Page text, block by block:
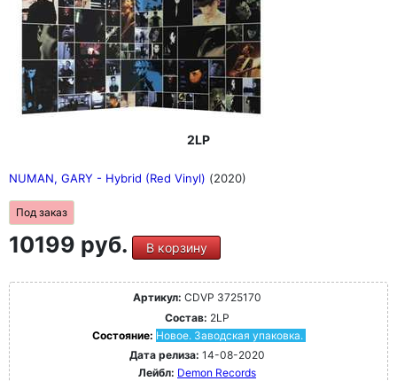
2LP
NUMAN, GARY - Hybrid (Red Vinyl) (2020)
Под заказ
10199 руб. В корзину
Артикул: CDVP 3725170
Состав: 2LP
Состояние: Новое. Заводская упаковка.
Дата релиза: 14-08-2020
Лейбл: Demon Records